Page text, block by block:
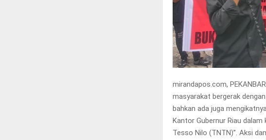
mirandapos.com,
masyarakat bergerak
bahkan ada juga
Kantor Gubernur Riau
Tesso Nilo (TNTN)”. Aksi